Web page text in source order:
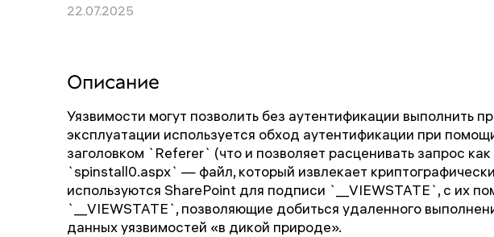
22.07.2025
Описание
Уязвимости могут позволить без аутентификации выполнить
эксплуатации используется обход аутентификации при
заголовком `Referer` (что и позволяет расценивать запрос
`spinstall0.aspx` — файл, который извлекает
используются SharePoint для подписи `__VIEWSTATE`, с их
`__VIEWSTATE`, позволяющие добиться удаленного
данных уязвимостей «в дикой природе».